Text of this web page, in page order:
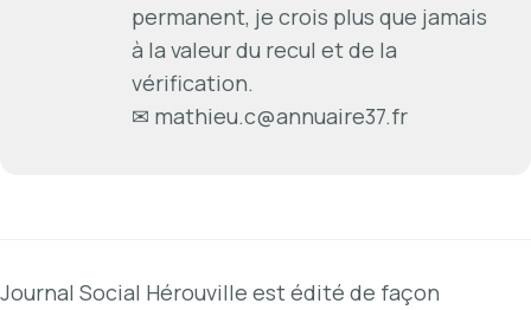
permanent, je crois plus que jamais
à la valeur du recul et de la
vérification.
✉ mathieu.c@annuaire37.fr
Journal Social Hérouville est édité de façon